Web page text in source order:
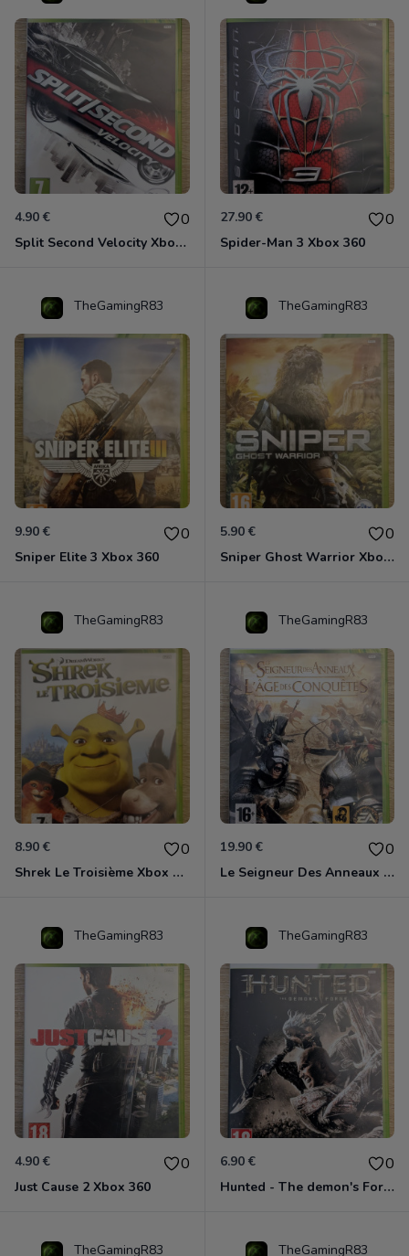
4.90 € 0
Split Second Velocity Xbox 360
27.90 € 0
Spider-Man 3 Xbox 360
TheGamingR83
9.90 € 0
Sniper Elite 3 Xbox 360
TheGamingR83
5.90 € 0
Sniper Ghost Warrior Xbox 360
TheGamingR83
8.90 € 0
Shrek Le Troisième Xbox 360
TheGamingR83
19.90 € 0
Le Seigneur Des Anneaux - L'âge Des Conquêtes Xbox 360
TheGamingR83
4.90 € 0
Just Cause 2 Xbox 360
TheGamingR83
6.90 € 0
Hunted - The demon's Forge Xbox 360 (Complet CIB)
TheGamingR83 TheGamingR83